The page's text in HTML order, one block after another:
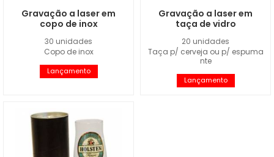
30 unidades
Copo de inox
Gravação a laser em
copo de inox
Lançamento
20 unidades
Taça p/ cerveja ou p/ espuma
nte
Gravação a laser em
taça de vidro
Lançamento